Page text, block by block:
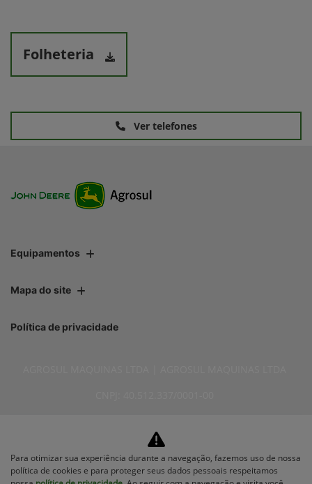
Folheteria
Ver telefones
Equipamentos
Mapa do site
Política de privacidade
Para otimizar sua experiência durante a navegação, fazemos uso de nossa
política de cookies e para proteger seus dados pessoais respeitamos